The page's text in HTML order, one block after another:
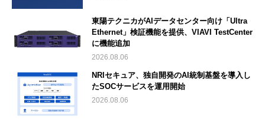
東陽テクニカがAIデータセンター向け「Ultra
Ethernet」検証機能を提供、VIAVI TestCenter
に機能追加
2026.08.06
NRIセキュア、独自開発のAI統制基盤を導入し
たSOCサービスを運用開始
2026.08.06